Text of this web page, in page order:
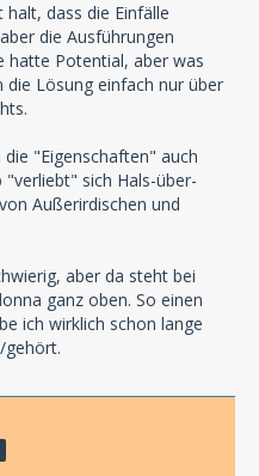
dass die Einfälle
die Ausführungen
hatte Potential, aber was
die Lösung einfach nur über
"Eigenschaften" auch
sich Hals-über-
Außerirdischen und
aber da steht bei
ganz oben. So einen
ich wirklich schon lange
gehört.